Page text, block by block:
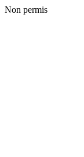
Non permis